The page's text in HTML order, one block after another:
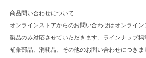
商品問い合わせについて
オンラインストアからのお問い合わせはオンライ
製品のみ対応させていただきます。ラインナップ掲
補修部品、消耗品、その他のお問い合わせにつき